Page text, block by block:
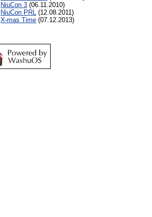
NiuCon 3 (06.11.2010)
NiuCon PRL (12.08.2011)
X-mas Time (07.12.2013)